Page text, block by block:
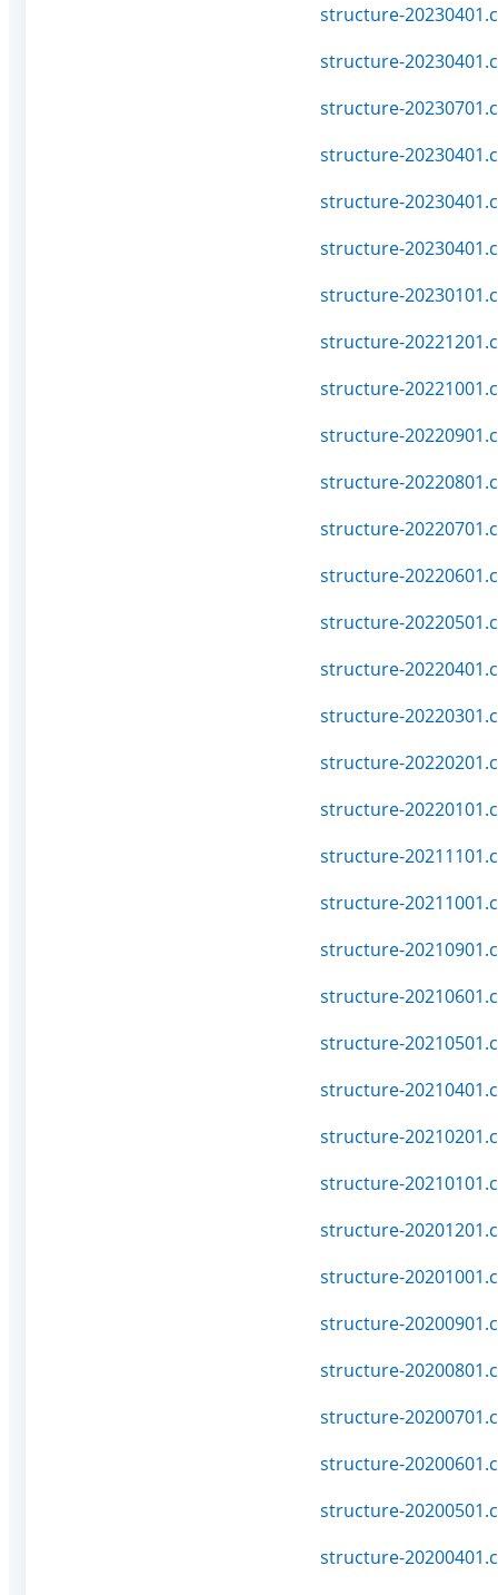
structure-
structure-
structure-
structure-
structure-
structure-
structure-
structure-
structure-
structure-
structure-
structure-
structure-
structure-
structure-
structure-
structure-
structure-
structure-
structure-
structure-
structure-
structure-
structure-
structure-
structure-
structure-
structure-
structure-
structure-
structure-
structure-
structure-
structure-